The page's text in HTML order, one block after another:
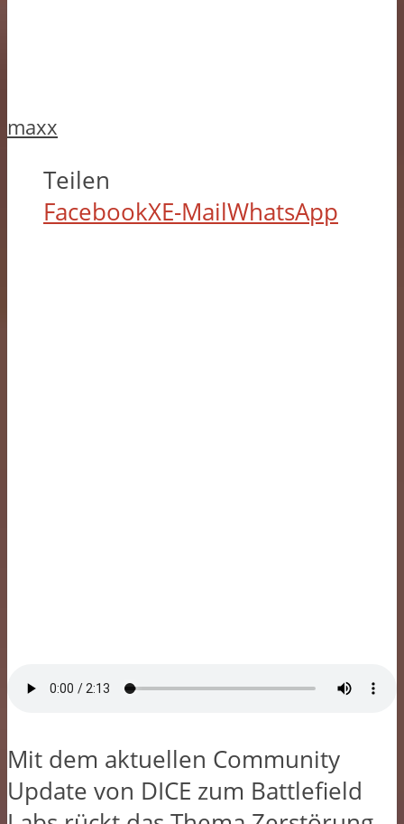
maxx
Teilen
FacebookXE-MailWhatsApp
Mit dem aktuellen Community
Update von DICE zum Battlefield